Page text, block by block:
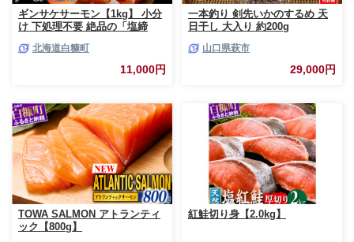
ギンサケサーモン【1kg】 小分
け 下処理不要 絶品の「塩締
サーモン 鮭 魚 銀鮭 刺身 生食
用 さけ サケ ふるさと ランキン
グ 人気 魚介類 魚介 北海道 白
北海道白糠町
11,000円
一本釣り 剣先いかのするめ 天
日干し 大入り 約200g
山口県萩市
29,000円
TOWA SALMON アトランティ
ック【800g】
紅鮭切り身【2.0kg】